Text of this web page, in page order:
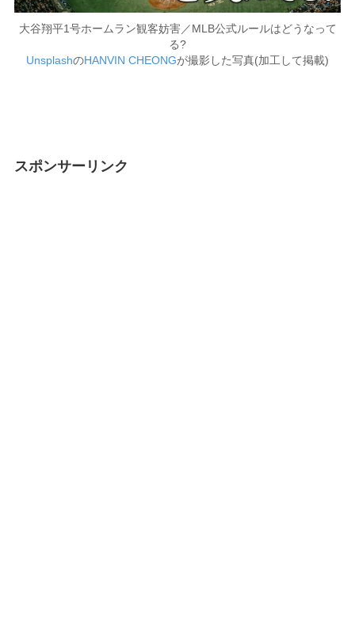
大谷翔平1号ホームラン観客妨害／MLB公式ルールはどうなって
る?
UnsplashのHANVIN CHEONGが撮影した写真(加工して掲載)
スポンサーリンク